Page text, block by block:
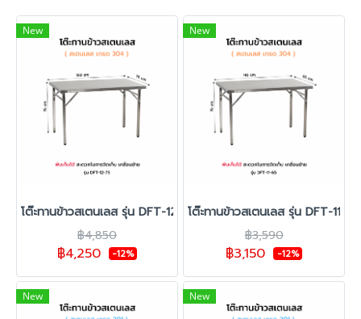
New
โต๊ะทานข้าวสเตนเลส รุ่น DFT-12-75
฿4,850
฿4,250 -12%
New
โต๊ะทานข้าวสเตนเลส รุ่น DFT-11-65
฿3,590
฿3,150 -12%
New New